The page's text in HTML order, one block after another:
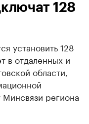
128
установить 128
в отдаленных и
области,
Минсвязи региона